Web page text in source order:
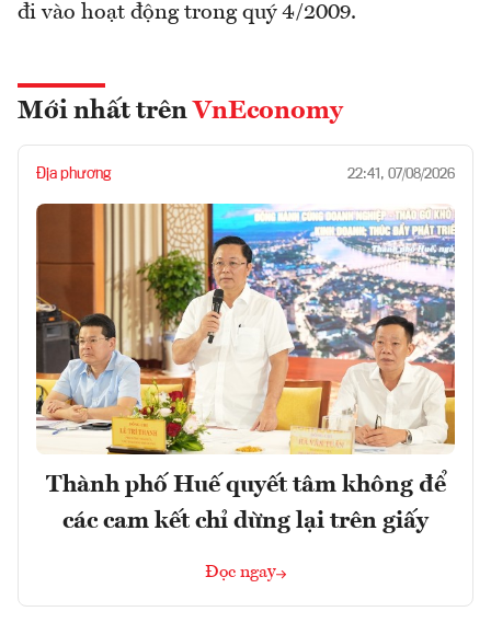
đi vào hoạt động trong quý 4/2009.
Mới nhất trên VnEconomy
Địa phương 22:41, 07/08/2026
Thành phố Huế quyết tâm không để
các cam kết chỉ dừng lại trên giấy
Đọc ngay